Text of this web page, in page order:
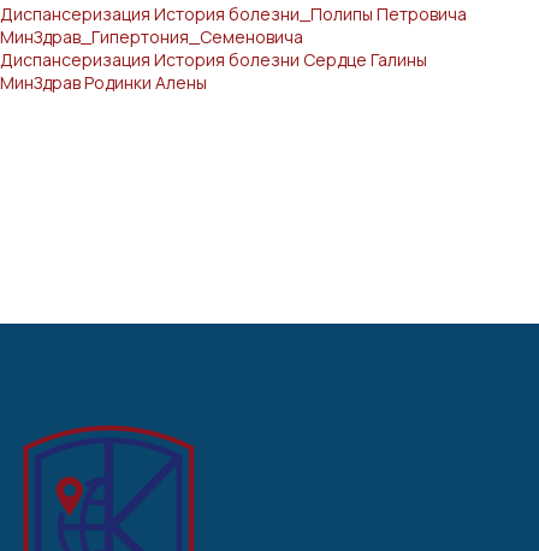
Диспансеризация История болезни_Полипы Петровича
МинЗдрав_Гипертония_Семеновича
Диспансеризация История болезни Сердце Галины
МинЗдрав Родинки Алены